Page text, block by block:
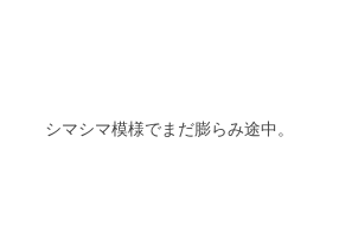
シマシマ模様でまだ膨らみ途中。